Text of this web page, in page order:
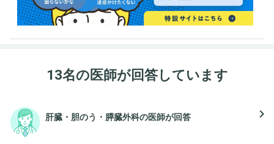
13名の医師が回答しています
肝臓・胆のう・膵臓外科の医師が回答 navigate_next